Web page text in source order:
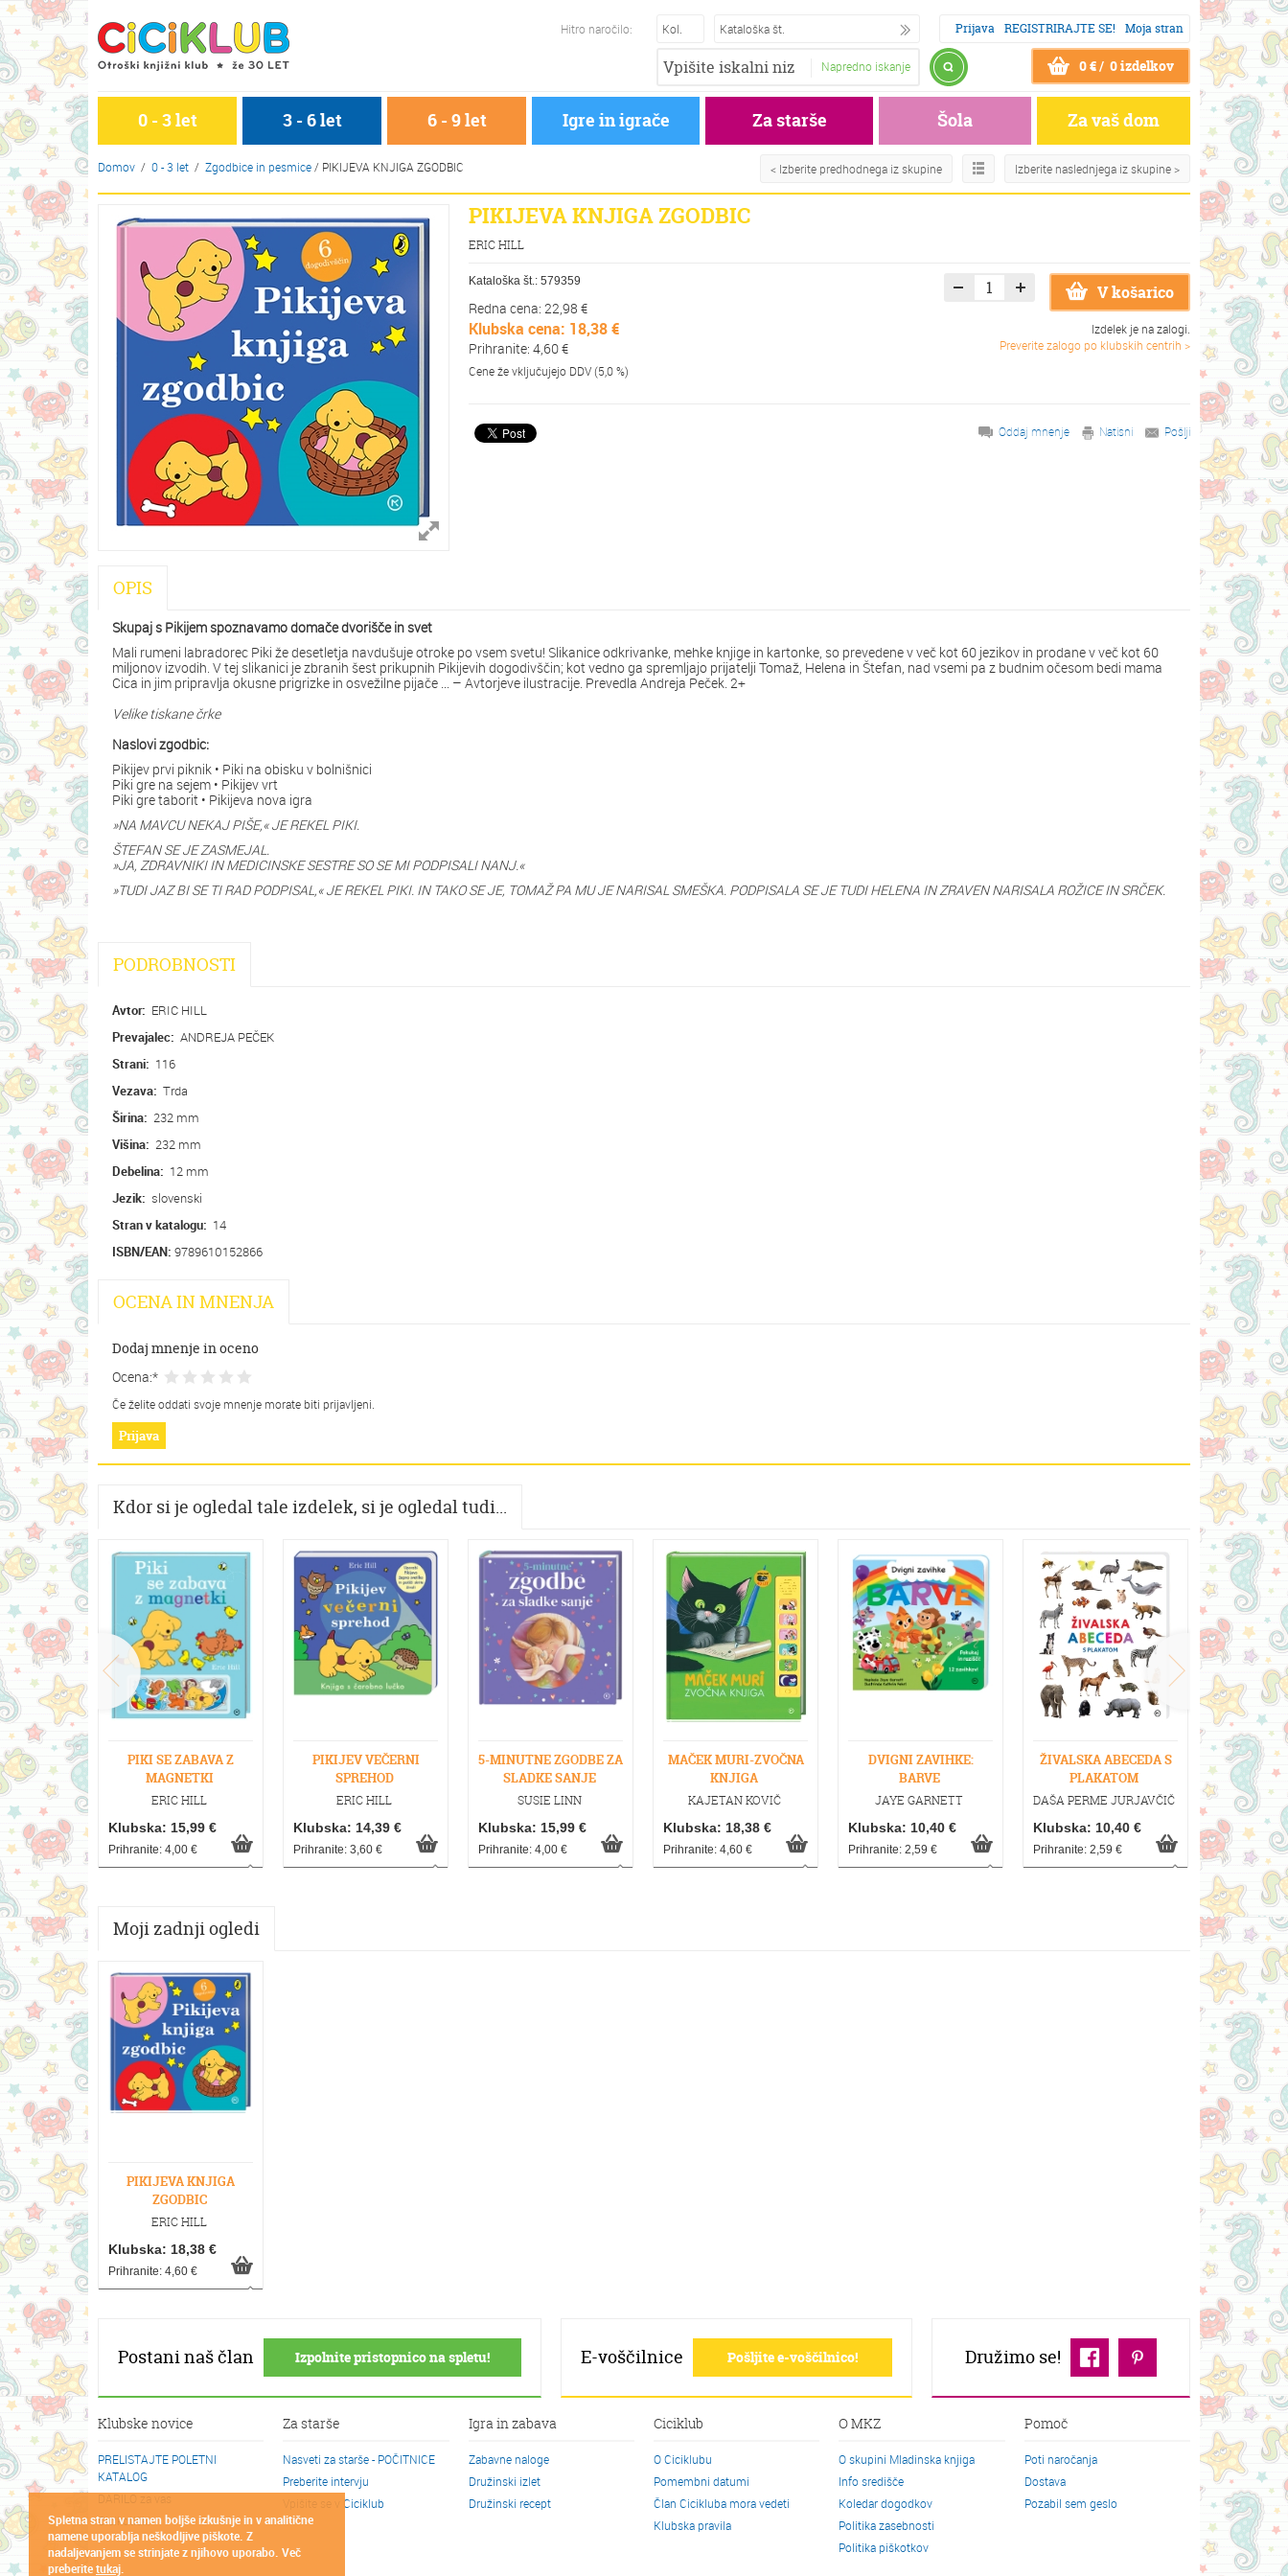
Spletna stran v namen boljše izkušnje in v analitične
namene uporablja neškodljive piškote. Z
nadaljevanjem se strinjate z njihovo uporabo. Več
preberitetukaj
Hitro naročilo: Prijava REGISTRIRAJTE SE! Moja stran
Napredno iskanje 0 € / 0 izdelkov
0 - 3 let 3 - 6 let 6 - 9 let Igre in igrače Za starše Šola Za vaš dom
Domov / 0 - 3 let / Zgodbice in pesmice/ PIKIJEVA KNJIGA ZGODBIC < Izberite predhodnega iz skupine Izberite naslednjega iz skupine >
PIKIJEVA KNJIGA ZGODBIC
ERIC HILL
Kataloška št.:579359
Redna cena: 22,98 €
Klubska cena: 18,38 €
Prihranite: 4,60 €
Cene že vključujejo DDV (5,0 %)
V košarico
Izdelek je na zalogi.
Preverite zalogo po klubskih centrih >
Oddaj mnenje Natisni Pošlji
OPIS
Skupaj s Pikijem spoznavamo domače dvorišče in svet
Mali rumeni labradorec Piki že desetletja navdušuje otroke po vsem svetu! Slikanice odkrivanke, mehke knjige in kartonke, so prevedene v več kot 60 jezikov in prodane v več kot 60
miljonov izvodih. V tej slikanici je zbranih šest prikupnih Pikijevih dogodivščin; kot vedno ga spremljajo prijatelji Tomaž, Helena in Štefan, nad vsemi pa z budnim očesom bedi mama
Cica in jim pripravlja okusne prigrizke in osvežilne pijače ... – Avtorjeve ilustracije. Prevedla Andreja Peček. 2+
Velike tiskane črke
Naslovi zgodbic:
Pikijev prvi piknik • Piki na obisku v bolnišnici
Piki gre na sejem • Pikijev vrt
Piki gre taborit • Pikijeva nova igra
»NA MAVCU NEKAJ PIŠE,« JE REKEL PIKI.
ŠTEFAN SE JE ZASMEJAL.
»JA, ZDRAVNIKI IN MEDICINSKE SESTRE SO SE MI PODPISALI NANJ.«
»TUDI JAZ BI SE TI RAD PODPISAL,« JE REKEL PIKI. IN TAKO SE JE, TOMAŽ PA MU JE NARISAL SMEŠKA. PODPISALA SE JE TUDI HELENA IN ZRAVEN NARISALA ROŽICE IN SRČEK.
PODROBNOSTI
Avtor: ERIC HILL
Prevajalec: ANDREJA PEČEK
Strani: 116
Vezava: Trda
Širina: 232 mm
Višina: 232 mm
Debelina: 12 mm
Jezik: slovenski
Stran v katalogu: 14
ISBN/EAN: 9789610152866
OCENA IN MNENJA
Dodaj mnenje in oceno
Ocena:*
Če želite oddati svoje mnenje morate biti prijavljeni.
Prijava
Kdor si je ogledal tale izdelek, si je ogledal tudi...
PIKI SE ZABAVA Z
MAGNETKI
ERIC HILL
Klubska: 15,99 €
Prihranite: 4,00 €
PIKIJEV VEČERNI
SPREHOD
ERIC HILL
Klubska: 14,39 €
Prihranite: 3,60 €
5-MINUTNE ZGODBE ZA
SLADKE SANJE
SUSIE LINN
Klubska: 15,99 €
Prihranite: 4,00 €
MAČEK MURI-ZVOČNA
KNJIGA
KAJETAN KOVIČ
Klubska: 18,38 €
Prihranite: 4,60 €
DVIGNI ZAVIHKE:
BARVE
JAYE GARNETT
Klubska: 10,40 €
Prihranite: 2,59 €
ŽIVALSKA ABECEDA S
PLAKATOM
DAŠA PERME JURJAVČIČ
Klubska: 10,40 €
Prihranite: 2,59 €
JULIA
Klubska:
Prihranite:
Moji zadnji ogledi
PIKIJEVA KNJIGA
ZGODBIC
ERIC HILL
Klubska: 18,38 €
Prihranite: 4,60 €
Postani naš član Izpolnite pristopnico na spletu! E-voščilnice Pošljite e-voščilnico! Družimo se!
Klubske novice
PRELISTAJTE POLETNI
KATALOG
DARILO za vas
Cicikotički
Za starše
Nasveti za starše - POČITNICE
Preberite intervju
Vpišite se v Ciciklub
Igra in zabava
Zabavne naloge
Družinski izlet
Družinski recept
Ciciklub
O Ciciklubu
Pomembni datumi
Član Cicikluba mora vedeti
Klubska pravila
O MKZ
O skupini Mladinska knjiga
Info središče
Koledar dogodkov
Politika zasebnosti
Politika piškotkov
Pomoč
Poti naročanja
Dostava
Pozabil sem geslo